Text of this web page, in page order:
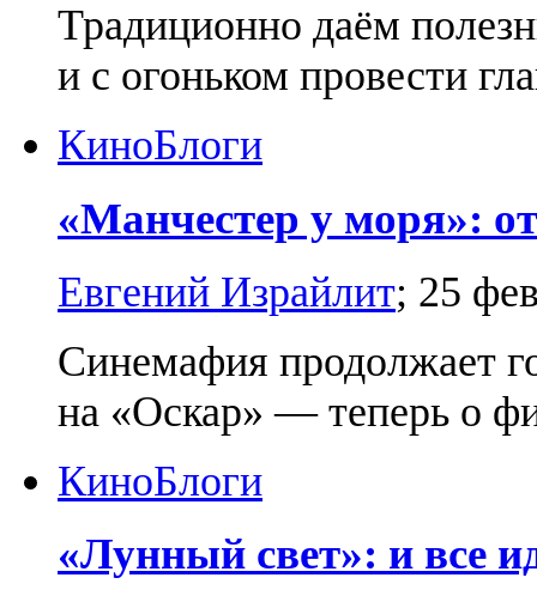
Традиционно даём
и с огоньком провести
КиноБлоги
«Mанчестер у моря»:
Евгений Израйлит; 25
Синемафия продолжает
на «Оскар» — теперь о
КиноБлоги
«Лунный свет»: и все